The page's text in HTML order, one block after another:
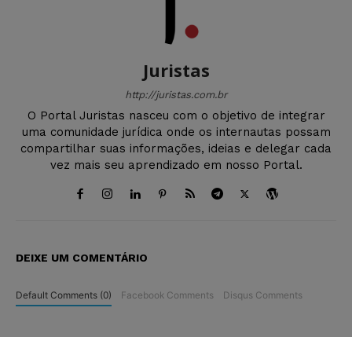
Juristas
http://juristas.com.br
O Portal Juristas nasceu com o objetivo de integrar
uma comunidade jurídica onde os internautas possam
compartilhar suas informações, ideias e delegar cada
vez mais seu aprendizado em nosso Portal.
DEIXE UM COMENTÁRIO
Default Comments (0) Facebook Comments Disqus Comments